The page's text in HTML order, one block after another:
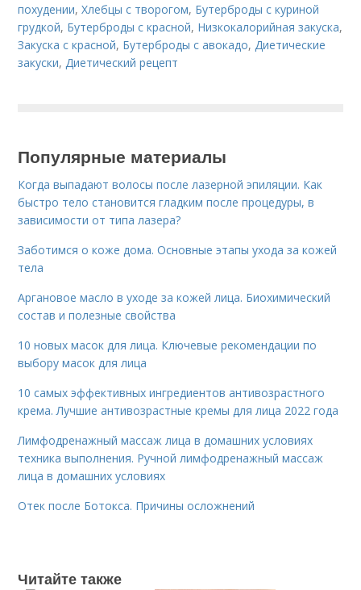
похудении,Хлебцы с творогом, Бутерброды с куриной
грудкой, Бутерброды с красной, Низкокалорийная закуска,
Закуска с красной, Бутерброды с авокадо, Диетические
закуски, Диетический рецепт
Популярные материалы
Когда выпадают волосы после лазерной эпиляции. Как
быстро тело становится гладким после процедуры, в
зависимости от типа лазера?
Заботимся о коже дома. Основные этапы ухода за кожей
тела
Аргановое масло в уходе за кожей лица. Биохимический
состав и полезные свойства
10 новых масок для лица. Ключевые рекомендации по
выбору масок для лица
10 самых эффективных ингредиентов антивозрастного
крема. Лучшие антивозрастные кремы для лица 2022 года
Лимфодренажный массаж лица в домашних условиях
техника выполнения. Ручной лимфодренажный массаж
лица в домашних условиях
Отек после Ботокса. Причины осложнений
Читайте также